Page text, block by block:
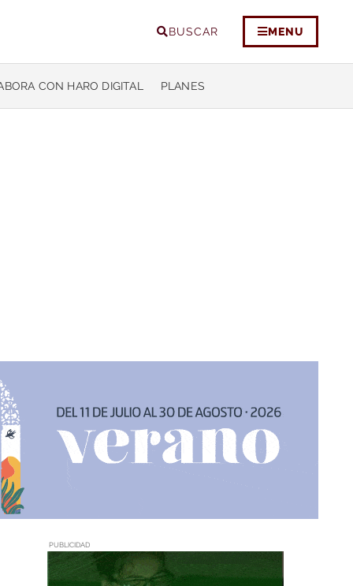
BUSCAR MENU
CON HARO DIGITAL PLANES
PUBLICIDAD